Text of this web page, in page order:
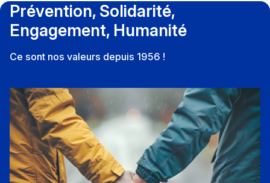
Prévention, Solidarité,
Engagement, Humanité
Ce sont nos valeurs depuis 1956 !